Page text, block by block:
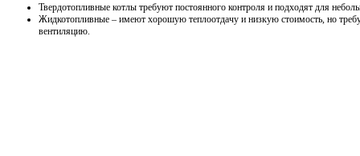
Твердотопливные котлы требуют постоянного контроля и подходят для
Жидкотопливные – имеют хорошую теплоотдачу и низкую стоимость, но
вентиляцию.